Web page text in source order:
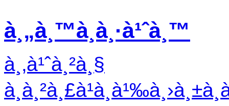
à¸„à¸™à¸­à¸·à¹ˆà¸™
à¸‚à¹ˆà¸²à¸§